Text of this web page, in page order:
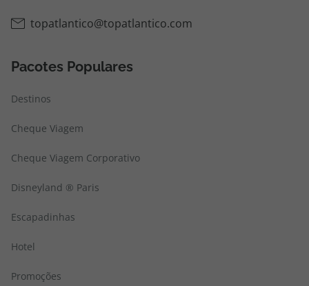
topatlantico@topatlantico.com
Pacotes Populares
Destinos
Cheque Viagem
Cheque Viagem Corporativo
Disneyland ® Paris
Escapadinhas
Hotel
Promoções